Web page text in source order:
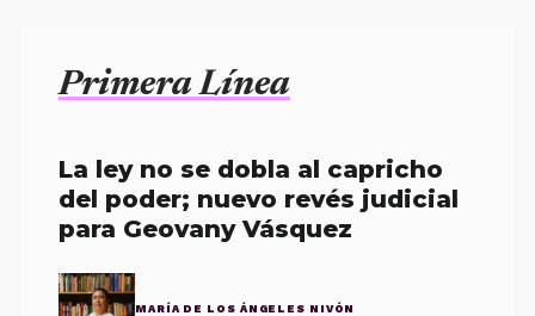
Primera Línea
La ley no se dobla al capricho
del poder; nuevo revés judicial
para Geovany Vásquez
MARÍA DE LOS ÁNGELES NIVÓN